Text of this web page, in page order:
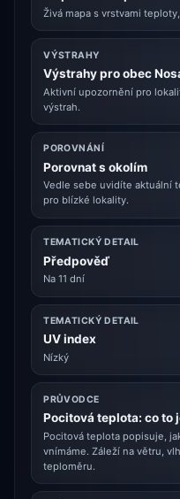
Živá mapa s vrstvami
VÝSTRAHY
Výstrahy pro obec
Aktivní upozornění pro
výstrah.
POROVNÁNÍ
Porovnat s okolím
Vedle sebe uvidíte aktuální
pro blízké lokality.
TEMATICKÝ DETAIL
Předpověď
Na 11 dní
TEMATICKÝ DETAIL
UV index
Nízký
PRŮVODCE
Pocitová teplota: co to
Pocitová teplota popisuje,
vnímáme. Záleží na větru,
teploměru.